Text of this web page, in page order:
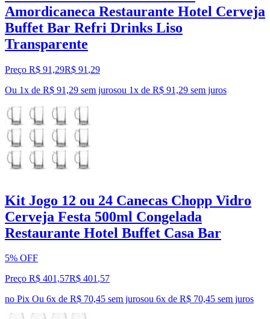
Amordicaneca Restaurante Hotel Cerveja
Buffet Bar Refri Drinks Liso
Transparente
Preço R$ 91,29R$ 91 ,29
Ou 1x de R$ 91,29 sem jurosou 1x de R$ 91,29 sem juros
Kit Jogo 12 ou 24 Canecas Chopp Vidro
Cerveja Festa 500ml Congelada
Restaurante Hotel Buffet Casa Bar
5% OFF
Preço R$ 401,57R$ 401,57
no Pix Ou 6x de R$ 70,45 sem jurosou 6x de R$ 70,45 sem juros